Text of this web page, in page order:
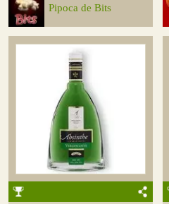
Pipoca de Bits